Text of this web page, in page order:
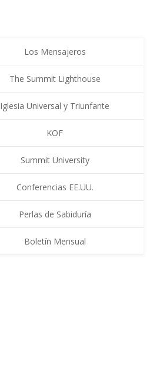
Los Mensajeros
The Summit Lighthouse
Iglesia Universal y Triunfante
KOF
Summit University
Conferencias EE.UU.
Perlas de Sabiduría
Boletín Mensual